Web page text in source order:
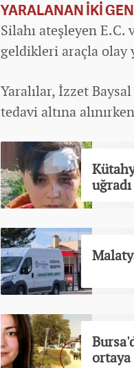
YARALANAN İKİ
Silahı ateşleyen E.C.
geldikleri araçla olay
Yaralılar, İzzet
tedavi altına
uğradı
ortaya